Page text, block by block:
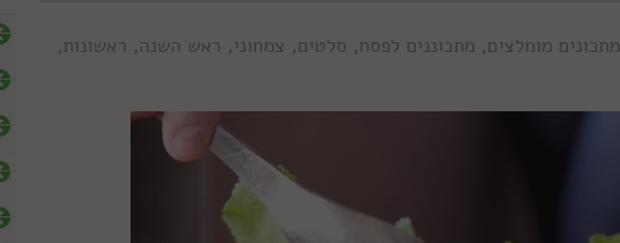
מתכונים מומלצים, מתכוננים לפסח, סלטים, צמחוני, ראש השנה, ראשונות,